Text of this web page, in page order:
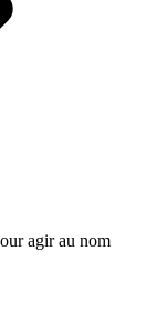
agir au nom